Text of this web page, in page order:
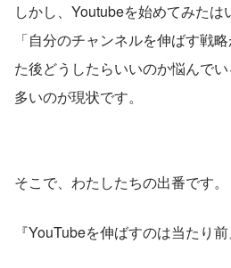
しかし、Youtubeを始めてみたは
「自分のチャンネルを伸ばす戦
た後どうしたらいいのか悩んで
多いのが現状です。
そこで、わたしたちの出番です。
『YouTubeを伸ばすのは当たり前